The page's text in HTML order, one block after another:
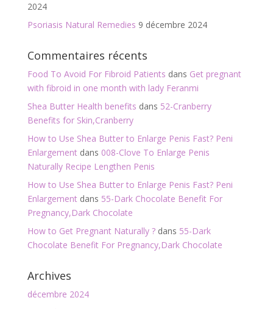
2024
Psoriasis Natural Remedies 9 décembre 2024
Commentaires récents
Food To Avoid For Fibroid Patients dans Get pregnant
with fibroid in one month with lady Feranmi
Shea Butter Health benefits dans 52-Cranberry
Benefits for Skin,Cranberry
How to Use Shea Butter to Enlarge Penis Fast? Peni
Enlargementdans 008-Clove To Enlarge Penis
Naturally Recipe Lengthen Penis
How to Use Shea Butter to Enlarge Penis Fast? Peni
Enlargementdans 55-Dark Chocolate Benefit For
Pregnancy,Dark Chocolate
How to Get Pregnant Naturally ?dans 55-Dark
Chocolate Benefit For Pregnancy,Dark Chocolate
Archives
décembre 2024